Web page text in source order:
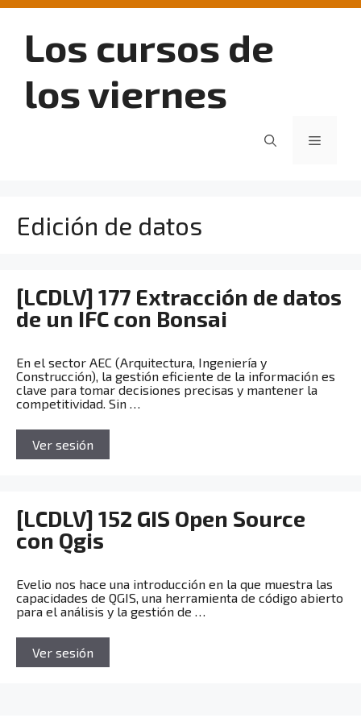
Saltar
contenidoLos cursos de
los viernes
Menú
Edición de datos
[LCDLV] 177 Extracción de datos
de un IFC con Bonsai
En el sector AEC (Arquitectura, Ingeniería y
Construcción), la gestión eficiente de la información es
clave para tomar decisiones precisas y mantener la
competitividad. Sin …
Ver sesión
[LCDLV] 152 GIS Open Source
con Qgis
Evelio nos hace una introducción en la que muestra las
capacidades de QGIS, una herramienta de código abierto
para el análisis y la gestión de …
Ver sesión